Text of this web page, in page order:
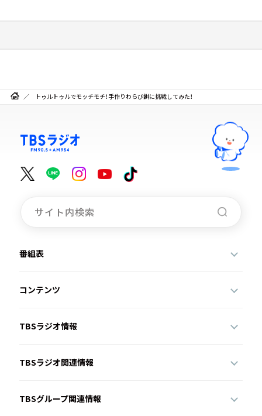
トゥルトゥルでモッチモチ！手作りわらび餅に挑戦してみた！
番組表
コンテンツ
TBSラジオ情報
TBSラジオ関連情報
TBSグループ関連情報